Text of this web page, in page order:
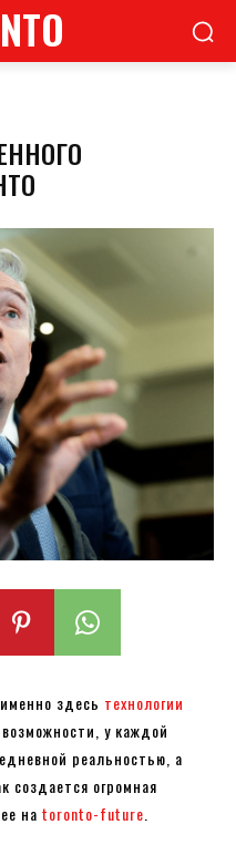
здесь технологии
у каждой
реальностью, а
создается огромная
на toronto-future